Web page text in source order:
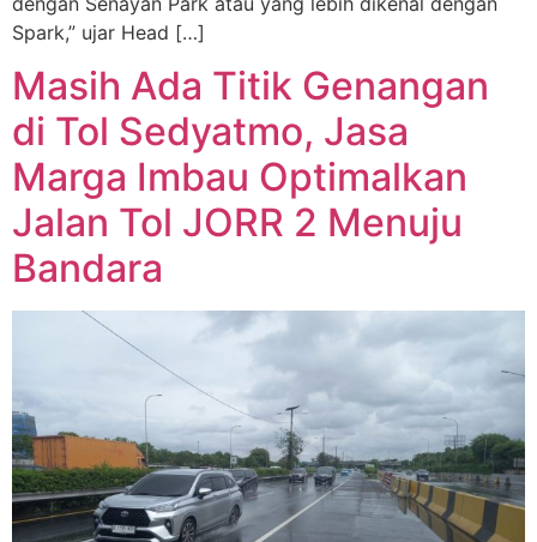
Spark,” ujar Head […]
Masih Ada Titik Genangan
di Tol Sedyatmo, Jasa
Marga Imbau Optimalkan
Jalan Tol JORR 2 Menuju
Bandara